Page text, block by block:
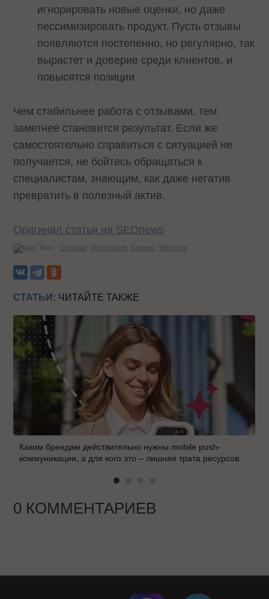
игнорировать новые оценки, но даже
пессимизировать продукт. Пусть отзывы
появляются постепенно, но регулярно, так
вырастет и доверие среди клиентов, и
повысятся позиции.
Чем стабильнее работа с отзывами, тем
заметнее становится результат. Если же
самостоятельно справиться с ситуацией не
получается, не бойтесь обращаться к
специалистам, знающим, как даже негатив
превратить в полезный актив.
Оригинал статьи на SEOnews
Теги: Отзывы Репутация Бизнес Негатив
СТАТЬИ: ЧИТАЙТЕ ТАКЖЕ
Каким брендам действительно нужны mobile push-
коммуникации, а для кого это – лишняя трата ресурсов
0 КОММЕНТАРИЕВ